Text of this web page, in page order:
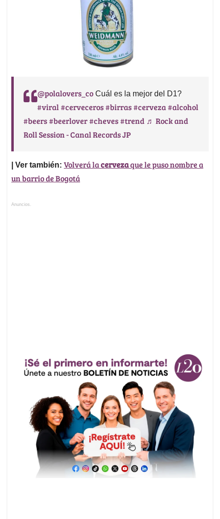
@polalovers_co Cuál es la mejor del D1?
#viral#cerveceros#birras#cerveza#alcohol
#beers#beerlover#cheves#trend ♬ Rock and
Roll Session - Canal Records JP
| Ver también: Volverá lacervezaque le puso nombre a
un barrio de Bogotá
Anuncios.